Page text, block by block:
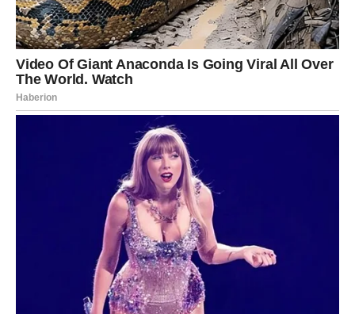
Mnoge Škorpije će doživeti pravo ljubavno čudo. Osoba o
kojoj dugo razmišljaju mogla bi napraviti prvi korak i
pokazati emocije koje je dugo skrivala. Ono što će
posebno iznenaditi pripadnike ovog znaka jeste iskrenost
i intenzitet koji dolaze.
Za neke Škorpije ovo će biti početak veze kakvu su dugo
priželjkivale. Za druge – povratak osobe koju nikada nisu
Na poslovnom planu sledi veliko iznenađenje. Moguća je
ponuda koja se ne odbija, promena posla ili prilika da
konačno rade ono što vole. Finansijska situacija počinje
značajno da se popravlja, a stres koji ih je pratio polako